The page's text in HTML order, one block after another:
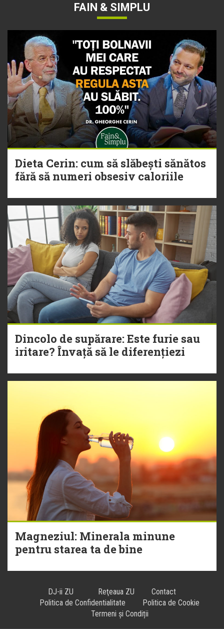
FAIN & SIMPLU
Dieta Cerin: cum să slăbești sănătos
fără să numeri obsesiv caloriile
Dincolo de supărare: Este furie sau
iritare? Învață să le diferențiezi
Magneziul: Minerala minune
pentru starea ta de bine
DJ-ii ZU Reţeaua ZU
Contact
Politica de Confidentialitate
Politica de Cookie
Termeni și Condiții